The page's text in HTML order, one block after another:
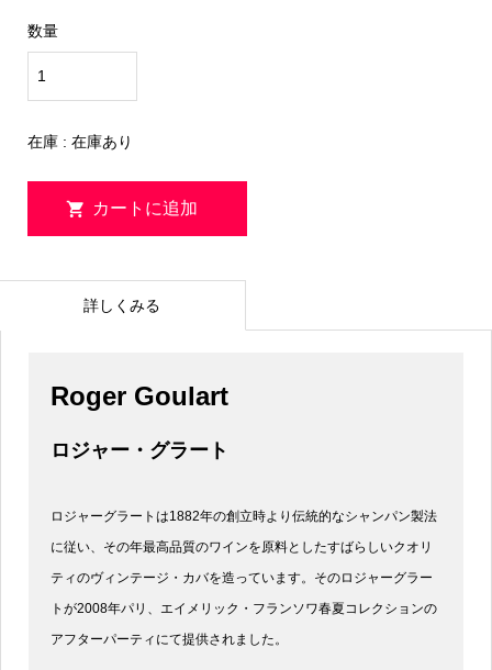
数量
在庫 : 在庫あり
詳しくみる
Roger Goulart
ロジャー・グラート
ロジャーグラートは1882年の創立時より伝統的なシャンパン製法
に従い、その年最高品質のワインを原料としたすばらしいクオリ
ティのヴィンテージ・カバを造っています。そのロジャーグラー
トが2008年パリ、エイメリック・フランソワ春夏コレクションの
アフターパーティにて提供されました。